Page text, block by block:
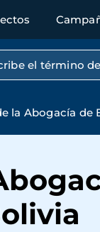
por
la Abogacía de